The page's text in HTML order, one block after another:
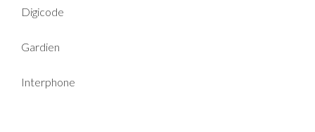
Digicode
Gardien
Interphone